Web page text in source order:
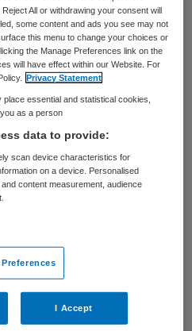
arts die de
signaleerde.”
ziet de noodzaak
op mensenhandel en
spelen. De
aanbevelingen aan
wel aan dat
te herkennen zijn.
willen worden, of
slachtoffer. “Artsen
maar zelden en
met deze
All or withdrawing your consent will
some content and ads you see may not
this menu to change your choices or
the Manage Preferences link on the
will have effect within our Website. For
Privacy Statement
essential and statistical cookies,
as a person
data to provide:
scan device characteristics for
on a device. Personalised
content measurement, audience
Preferences
I Accept